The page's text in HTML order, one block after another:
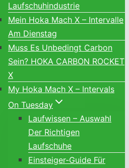
Laufschuhindustrie
Mein Hoka Mach X – Intervalle
Am Dienstag
Muss Es Unbedingt Carbon
Sein? HOKA CARBON ROCKET
X
My Hoka Mach X – Intervals
On Tuesday
Laufwissen – Auswahl
Der Richtigen
Laufschuhe
Einsteiger-Guide Für